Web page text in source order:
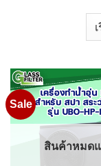
Sale
สินค้าหมด